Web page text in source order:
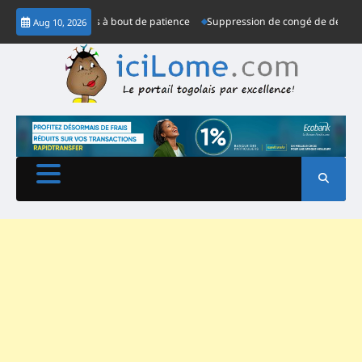
Skip
content
Aug 10, 2026
les habitants à bout de patience Suppression de congé de détente, le